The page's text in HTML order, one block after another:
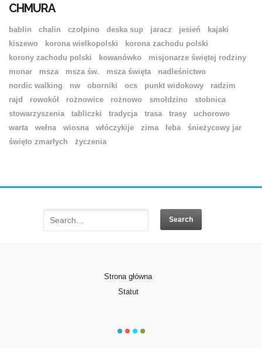
CHMURA
bablin chalin czołpino deska sup jaracz jesień
kajaki
kiszewo
korona wielkopolski
korona zachodu polski
korony zachodu polski
kowanówko
misjonarze świętej rodziny
monar
msza msza św. msza święta
nadleśnictwo
nordic walking
nw oborniki ocs punkt widokowy
radzim
rajd
rowokół rożnowice rożnowo smołdzino
stobnica
stowarzyszenia
tabliczki tradycja trasa trasy
uchorowo
warta
wełna wiosna włóczykije zima łeba
śnieżycowy jar
święto zmarłych
życzenia
Strona główna
Statut